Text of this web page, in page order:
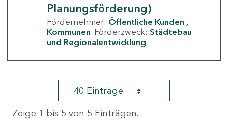
Planungsförderung)
Fördernehmer: Öffentliche Kunden
Kommunen Förderzweck: Städtebau
und Regionalentwicklung
40 Einträge
Zeige 1 bis 5 von 5 Einträgen.